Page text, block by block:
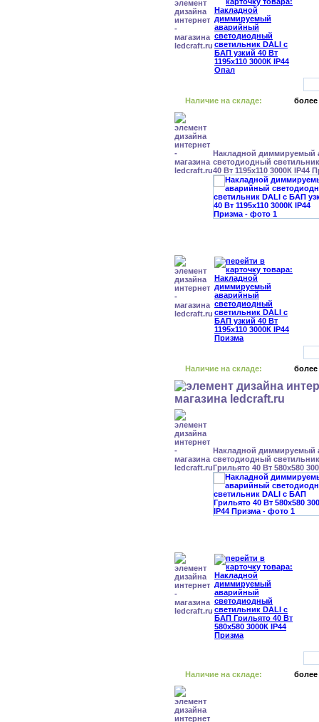
Наличие на складе: более
Накладной диммируемый
светодиодный
40 Вт 1195x110 3000К IP44
Наличие на складе: более
Накладной диммируемый
светодиодный
Грильято 40 Вт 580x580
Наличие на складе: более